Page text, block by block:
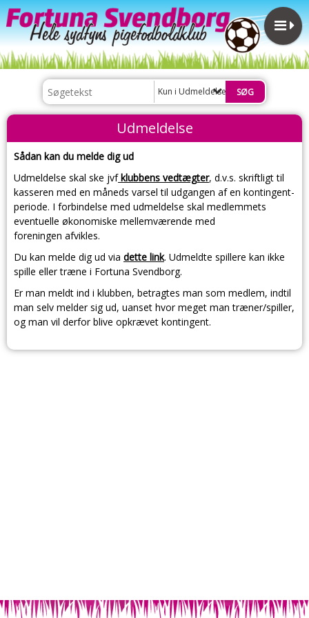
Kun i Udmeldelse
Udmeldelse
Sådan kan du melde dig ud
Udmeldelse skal ske jvfklubbens vedtægter, d.v.s. skriftligt til
kasseren med en måneds varsel til udgangen af en kontingent-
periode. I forbindelse med udmeldelse skal medlemmets
eventuelle økonomiske mellemværende med
foreningen afvikles.
Du kan melde dig ud via dette link. Udmeldte spillere kan ikke
spille eller træne i Fortuna Svendborg.
Er man meldt ind i klubben, betragtes man som medlem, indtil
man selv melder sig ud, uanset hvor meget man træner/spiller,
og man vil derfor blive opkrævet kontingent.